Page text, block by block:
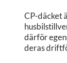
CP-däcket
därför
deras